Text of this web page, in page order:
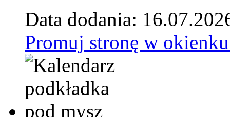
Data dodania:
Promuj stronę w